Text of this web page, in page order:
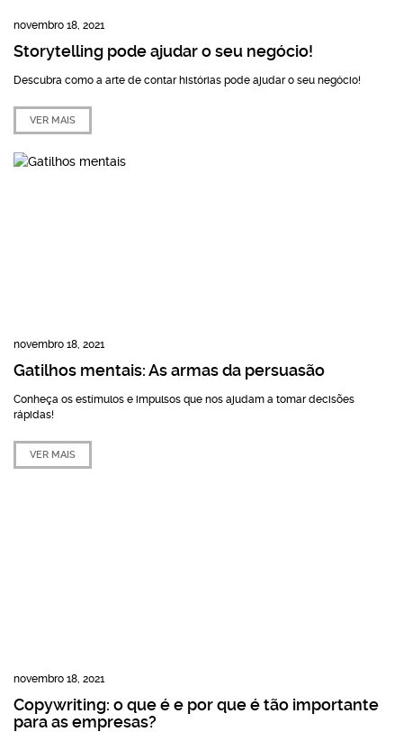
novembro 18, 2021
Storytelling pode ajudar o seu negócio!
Descubra como a arte de contar histórias pode ajudar o seu negócio!
VER MAIS
novembro 18, 2021
Gatilhos mentais: As armas da persuasão
Conheça os estímulos e impulsos que nos ajudam a tomar decisões
rápidas!
VER MAIS
novembro 18, 2021
Copywriting: o que é e por que é tão importante
para as empresas?